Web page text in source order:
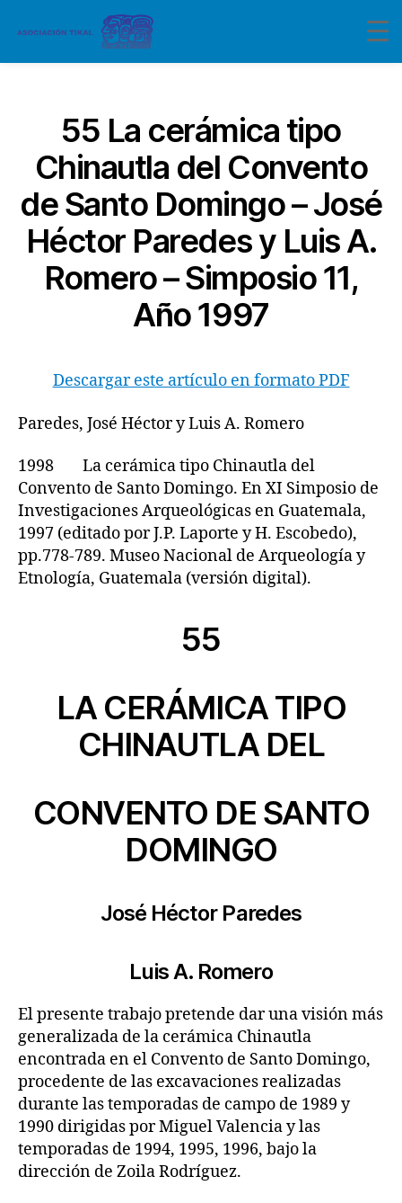
55 La cerámica tipo
Chinautla del Convento
de Santo Domingo – José
Héctor Paredes y Luis A.
Romero – Simposio 11,
Año 1997
Descargar este artículo en formato PDF
Paredes, José Héctor y Luis A. Romero
1998 La cerámica tipo Chinautla del
Convento de Santo Domingo. En XI Simposio de
Investigaciones Arqueológicas en Guatemala,
1997 (editado por J.P. Laporte y H. Escobedo),
pp.778-789. Museo Nacional de Arqueología y
Etnología, Guatemala (versión digital).
55
LA CERÁMICA TIPO
CHINAUTLA DEL
CONVENTO DE SANTO
DOMINGO
José Héctor Paredes
Luis A. Romero
El presente trabajo pretende dar una visión más
generalizada de la cerámica Chinautla
encontrada en el Convento de Santo Domingo,
procedente de las excavaciones realizadas
durante las temporadas de campo de 1989 y
1990 dirigidas por Miguel Valencia y las
temporadas de 1994, 1995, 1996, bajo la
dirección de Zoila Rodríguez.